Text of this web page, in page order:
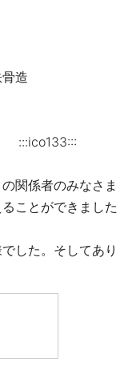
造
:::ico133:::
関係者のみなさま
ことができました
した。そしてあり